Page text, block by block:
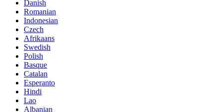
Danish
Romanian
Indonesian
Czech
Afrikaans
Swedish
Polish
Basque
Catalan
Esperanto
Hindi
Lao
Albanian